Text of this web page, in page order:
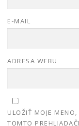
E-MAIL
ADRESA WEBU
ULOŽIŤ MOJE
TOMTO